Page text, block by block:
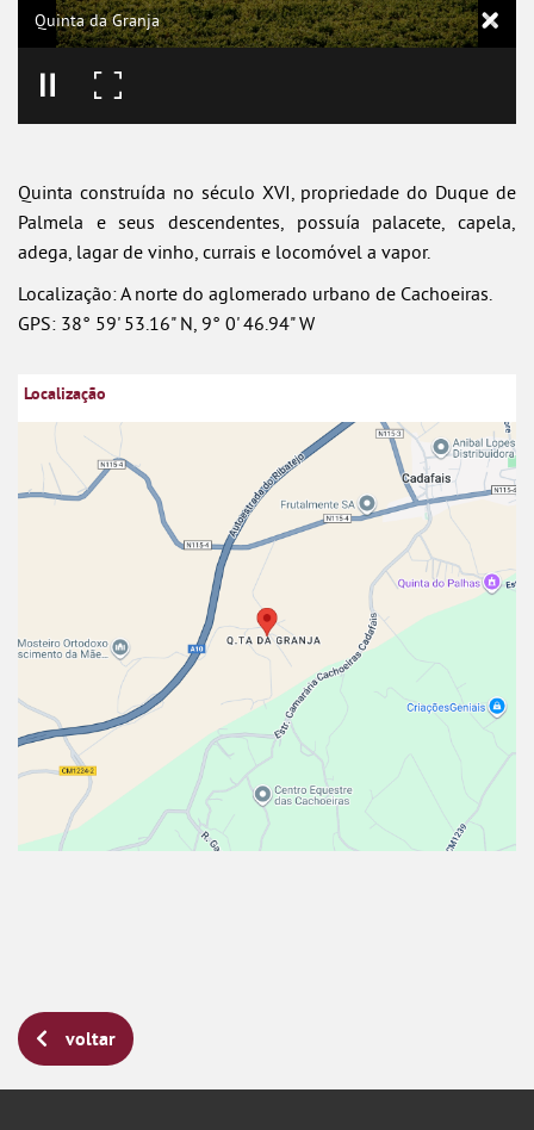
Quinta da Granja
Quinta construída no século XVI, propriedade do Duque de
Palmela e seus descendentes, possuía palacete, capela,
adega, lagar de vinho, currais e locomóvel a vapor.
Localização: A norte do aglomerado urbano de Cachoeiras.
GPS: 38° 59' 53.16" N, 9° 0' 46.94" W
voltar